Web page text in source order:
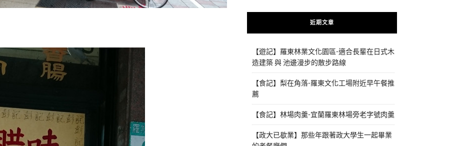
近期文章
【遊記】羅東林業文化園區-適合長輩在日式木
造建築 與 池邊漫步的散步路線
【食記】梨在角落-羅東文化工場附近早午餐推
薦
【食記】林場肉羹-宜蘭羅東林場旁老字號肉羹
【政大已歇業】那些年跟著政大學生一起畢業